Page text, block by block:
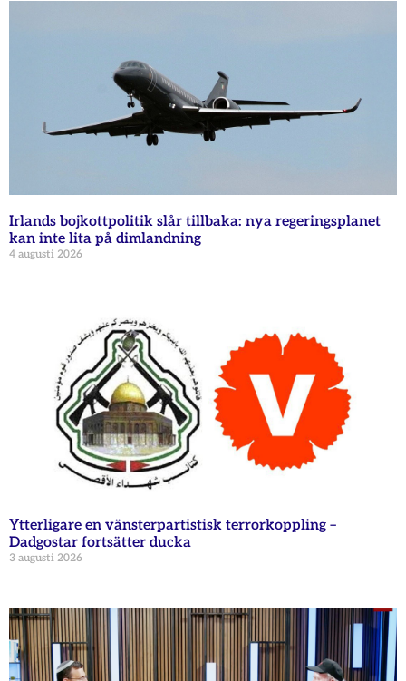
Irlands bojkottpolitik slår tillbaka: nya regeringsplanet
kan inte lita på dimlandning
4 augusti 2026
Ytterligare en vänsterpartistisk terrorkoppling –
Dadgostar fortsätter ducka
3 augusti 2026